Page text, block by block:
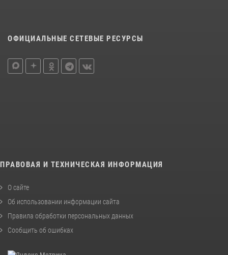
ОФИЦИАЛЬНЫЕ СЕТЕВЫЕ РЕСУРСЫ
ПРАВОВАЯ И ТЕХНИЧЕСКАЯ ИНФОРМАЦИЯ
О сайте
Об использовании информации сайта
Правила обработки персональных данных
Сообщить об ошибках